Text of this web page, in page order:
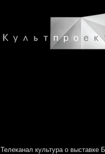
Телеканал культура о выставке